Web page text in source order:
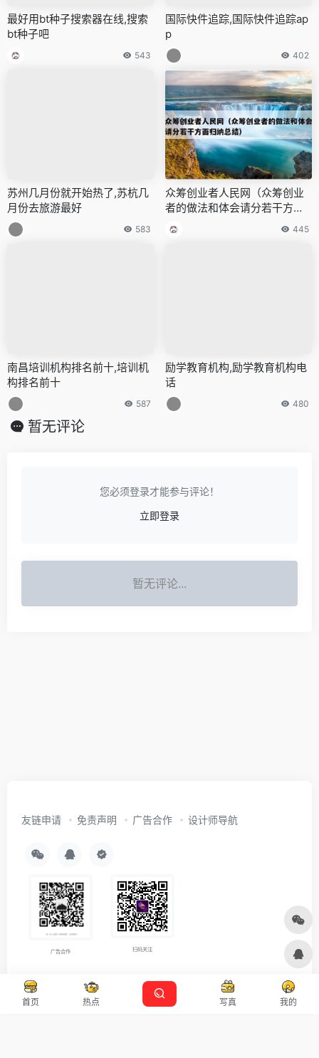
最好用bt种子搜索器在线,搜索
bt种子吧
543
国际快件追踪,国际快件追踪ap
p
402
苏州几月份就开始热了,苏杭几
月份去旅游最好
583
众筹创业者人民网（众筹创业
者的做法和体会请分若干方面
归纳总结）
445
南昌培训机构排名前十,培训机
构排名前十
587
励学教育机构,励学教育机构电
话
480
暂无评论
您必须登录才能参与评论！
立即登录
暂无评论...
首页 热点 写真 我的
友链申请 免责声明 广告合作 设计师导航
广告合作 扫码关注
Copyright © 2026沪ICP备2021007899号-5 Designed by 设计资源